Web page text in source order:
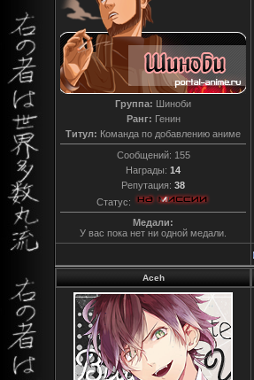
Группа: Шиноби
Ранг: Генин
Титул: Команда по добавлению аниме
Сообщений: 155
Награды: 14
Репутация: 38
Статус:
Медали:
У вас пока нет ни одной медали.
Aceh